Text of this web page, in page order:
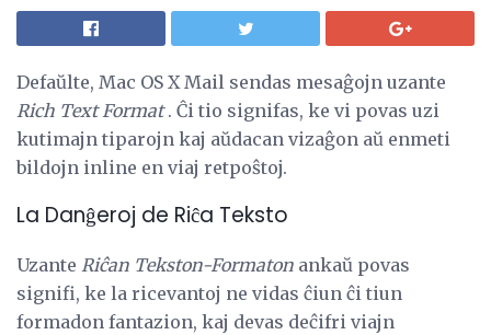
Defaŭlte, Mac OS X Mail sendas mesaĝojn uzante
Rich Text Format. Ĉi tio signifas, ke vi povas uzi
kutimajn tiparojn kaj aŭdacan vizaĝon aŭ enmeti
bildojn inline en viaj retpoŝtoj.
La Danĝeroj de Riĉa Teksto
Uzante Riĉan Tekston-Formaton ankaŭ povas
signifi, ke la ricevantoj ne vidas ĉiun ĉi tiun
formadon fantazion, kaj devas deĉifri viajn